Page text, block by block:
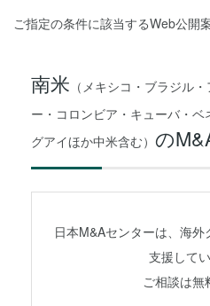
ご指定の条件に該当するWeb公開
南米 （メキシコ・ブラジル
ー・コロンビア・キューバ・
グアイほか中米含む） の
日本M&Aセンターは、海
支援してい
ご相談は無